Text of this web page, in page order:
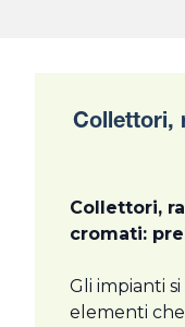
Collettori,
Collettori,
cromati:
Gli impianti
elementi